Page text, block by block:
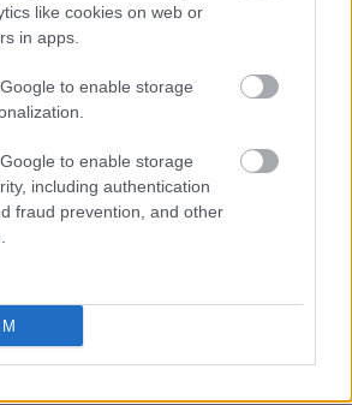
like cookies on web or
in apps.
to enable storage
to enable storage
including authentication
fraud prevention, and other
NKJP: Tygodnik Podhalański, 1997
remontowych wykonali
, zarówno we wnętrzu świątyni,
NKJP: Euroregio Glacensis, 2001